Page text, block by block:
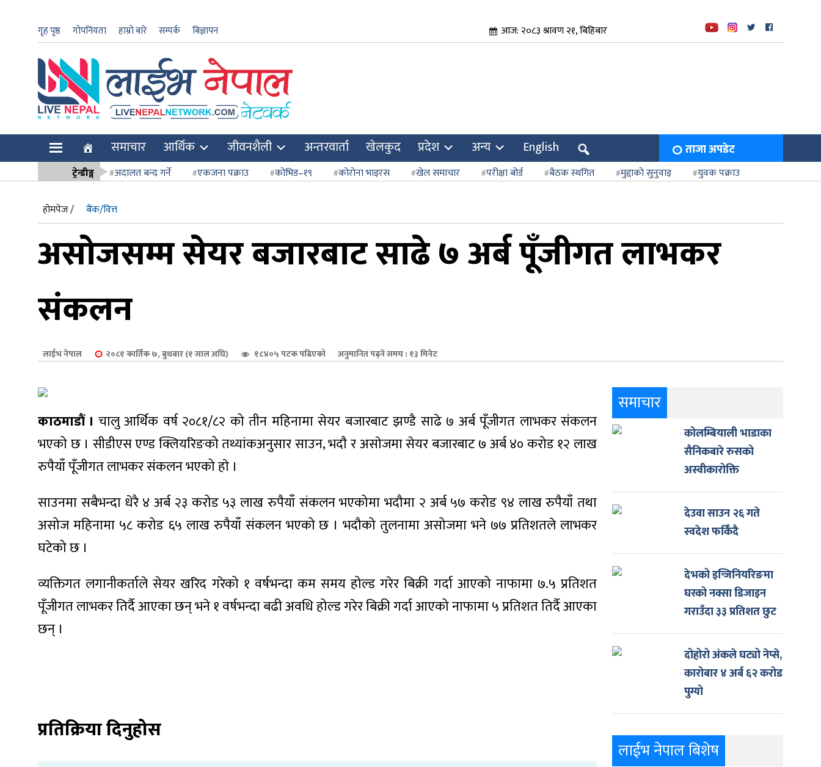
गृह पृष्ठ गोपनियता हाम्रो बारे सम्पर्क बिज्ञापन आज: २०८३ श्रावण २१, बिहिबार
समाचार आर्थिक जीवनशैली अन्तरवार्ता खेलकुद प्रदेश अन्य English ताजा अपडेट
ट्रेन्डीङ्ग अदालत बन्द गर्ने एकजना पक्राउ कोभिड–१९ कोरोना भाइरस खेल समाचार परीक्षा बोर्ड बैठक स्थगित मुद्दाको सुनुवाइ
युवक पक्राउ
होमपेज /
बैंक/वित्त
असाेजसम्म सेयर बजारबाट साढे ७ अर्ब पूँजीगत लाभकर
संकलन
लाईभ नेपाल २०८१ कार्तिक ७, बुधबार (१ साल अघि) १८४०५ पटक पढिएको अनुमानित पढ्ने समय : १३ मिनेट
काठमाडौं । चालु आर्थिक वर्ष २०८१/८२ को तीन महिनामा सेयर बजारबाट झण्डै साढे ७ अर्ब पूँजीगत लाभकर संकलन
भएको छ । सीडीएस एण्ड क्लियरिङको तथ्यांकअनुसार साउन, भदाै र असाेजमा सेयर बजारबाट ७ अर्ब ४० करोड १२ लाख
रुपैयाँ पूँजीगत लाभकर संकलन भएको हाे ।
साउनमा सबैभन्दा धेरै ४ अर्ब २३ करोड ५३ लाख रुपैयाँ संकलन भएकोमा भदौमा २ अर्ब ५७ करोड ९४ लाख रुपैयाँ तथा
असोज महिनामा ५८ करोड ६५ लाख रुपैयाँ संकलन भएको छ । भदौको तुलनामा असोजमा भने ७७ प्रतिशतले लाभकर
घटेको छ ।
व्यक्तिगत लगानीकर्ताले सेयर खरिद गरेको १ वर्षभन्दा कम समय होल्ड गरेर बिक्री गर्दा आएको नाफामा ७.५ प्रतिशत
पूँजीगत लाभकर तिर्दै आएका छन् भने १ वर्षभन्दा बढी अवधि होल्ड गरेर बिक्री गर्दा आएको नाफामा ५ प्रतिशत तिर्दै आएका
छन् ।
प्रतिक्रिया दिनुहोस
समाचार
कोलम्बियाली भाडाका
सैनिकबारे रुसको
अस्वीकारोक्ति
देउवा साउन २६ गते
स्वदेश फर्किँदै
देभको इन्जिनियरिङमा
घरको नक्सा डिजाइन
गराउँदा ३३ प्रतिशत छुट
दोहोरो अंकले घट्यो नेप्से,
कारोबार ४ अर्ब ६२ करोड
पुग्यो
लाईभ नेपाल बिशेष